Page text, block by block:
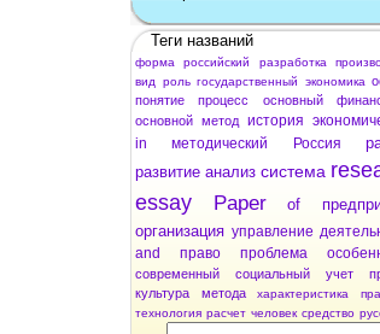
Теги названий
форма российский разработка
вид
роль государственный экономика
понятие
процесс основный
основной метод история
in
методический Россия
развитие анализ система
essay
Paper of
организация управление
and
право проблема
современный социальный учет
культура
метода характеристика
технология расчет человек средство